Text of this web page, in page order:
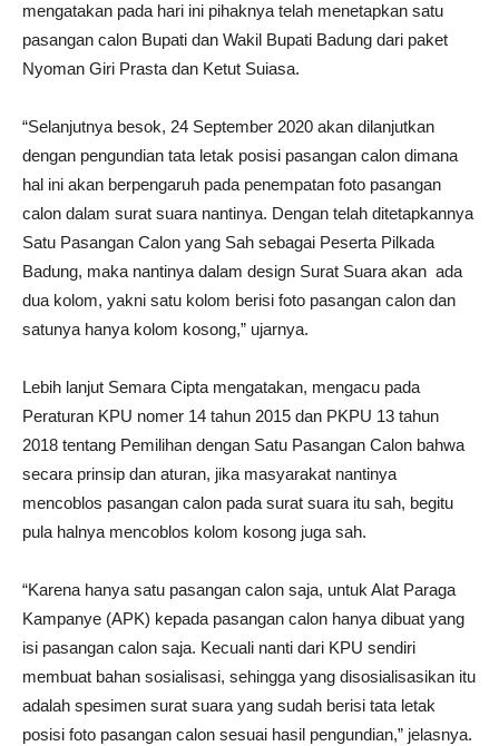
mengatakan pada hari ini pihaknya telah menetapkan satu
pasangan calon Bupati dan Wakil Bupati Badung dari paket
Nyoman Giri Prasta dan Ketut Suiasa.
“Selanjutnya besok, 24 September 2020 akan dilanjutkan
dengan pengundian tata letak posisi pasangan calon dimana
hal ini akan berpengaruh pada penempatan foto pasangan
calon dalam surat suara nantinya. Dengan telah ditetapkannya
Satu Pasangan Calon yang Sah sebagai Peserta Pilkada
Badung, maka nantinya dalam design Surat Suara akan ada
dua kolom, yakni satu kolom berisi foto pasangan calon dan
satunya hanya kolom kosong,” ujarnya.
Lebih lanjut Semara Cipta mengatakan, mengacu pada
Peraturan KPU nomer 14 tahun 2015 dan PKPU 13 tahun
2018 tentang Pemilihan dengan Satu Pasangan Calon bahwa
secara prinsip dan aturan, jika masyarakat nantinya
mencoblos pasangan calon pada surat suara itu sah, begitu
pula halnya mencoblos kolom kosong juga sah.
“Karena hanya satu pasangan calon saja, untuk Alat Paraga
Kampanye (APK) kepada pasangan calon hanya dibuat yang
isi pasangan calon saja. Kecuali nanti dari KPU sendiri
membuat bahan sosialisasi, sehingga yang disosialisasikan itu
adalah spesimen surat suara yang sudah berisi tata letak
posisi foto pasangan calon sesuai hasil pengundian,” jelasnya.